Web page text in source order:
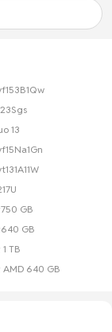
13
GB
GB
TB
640 GB